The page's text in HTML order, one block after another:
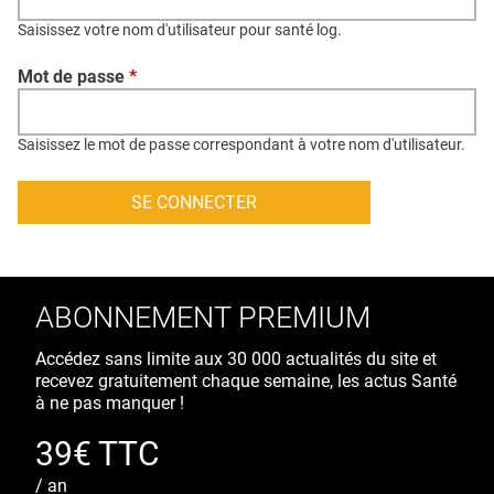
CONTACT
CRÉDITS
Saisissez votre nom d'utilisateur pour santé log.
Mot de passe *
Saisissez le mot de passe correspondant à votre nom d'utilisateur.
ABONNEMENT PREMIUM
Accédez sans limite aux 30 000 actualités du site et
recevez gratuitement chaque semaine, les actus Santé
à ne pas manquer !
39€ TTC
/ an